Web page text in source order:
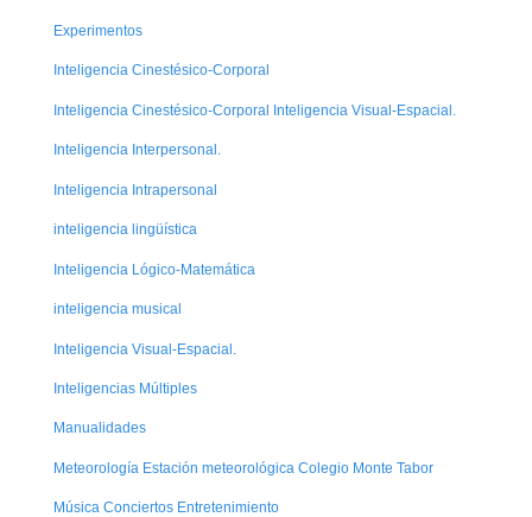
Experimentos
Inteligencia Cinestésico-Corporal
Inteligencia Cinestésico-Corporal Inteligencia Visual-Espacial.
Inteligencia Interpersonal.
Inteligencia Intrapersonal
inteligencia lingüística
Inteligencia Lógico-Matemática
inteligencia musical
Inteligencia Visual-Espacial.
Inteligencias Múltiples
Manualidades
Meteorología Estación meteorológica Colegio Monte Tabor
Música Conciertos Entretenimiento